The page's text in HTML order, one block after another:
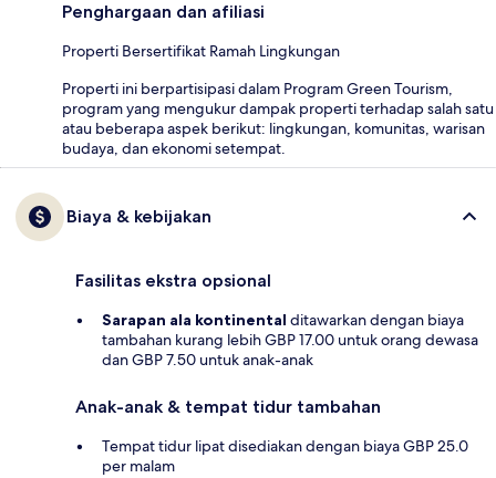
Penghargaan dan afiliasi
Properti Bersertifikat Ramah Lingkungan
Properti ini berpartisipasi dalam Program Green Tourism,
program yang mengukur dampak properti terhadap salah satu
atau beberapa aspek berikut: lingkungan, komunitas, warisan
budaya, dan ekonomi setempat.
Biaya & kebijakan
Fasilitas ekstra opsional
Sarapan ala kontinental ditawarkan dengan biaya
tambahan kurang lebih GBP 17.00 untuk orang dewasa
dan GBP 7.50 untuk anak-anak
Anak-anak & tempat tidur tambahan
Tempat tidur lipat disediakan dengan biaya GBP 25.0
per malam